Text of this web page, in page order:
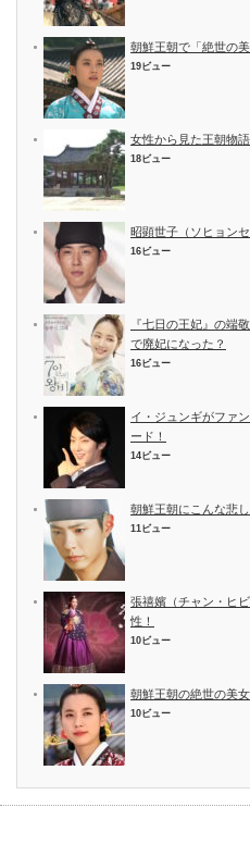
朝鮮王朝で「絶世の
19ビュー
女性から見た王朝物
18ビュー
昭顕世子（ソヒョン
16ビュー
『七日の王妃』の端
で廃妃になった？
16ビュー
イ・ジュンギがファ
ード！
14ビュー
朝鮮王朝にこんな悲
11ビュー
張禧嬪（チャン・ヒ
性！
10ビュー
朝鮮王朝の絶世の美
10ビュー